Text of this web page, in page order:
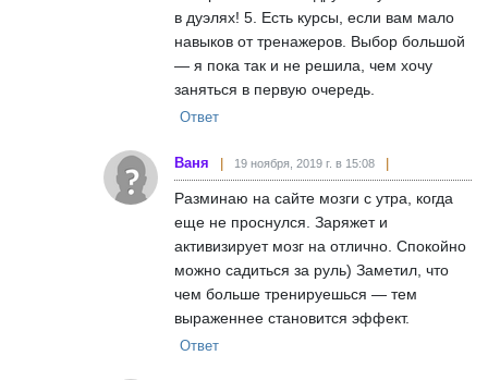
в дуэлях! 5. Есть курсы, если вам мало
навыков от тренажеров. Выбор большой
— я пока так и не решила, чем хочу
заняться в первую очередь.
Ответ
Ваня 19 ноября, 2019 г. в 15:08
Разминаю на сайте мозги с утра, когда
еще не проснулся. Заряжет и
активизирует мозг на отлично. Спокойно
можно садиться за руль) Заметил, что
чем больше тренируешься — тем
выраженнее становится эффект.
Ответ